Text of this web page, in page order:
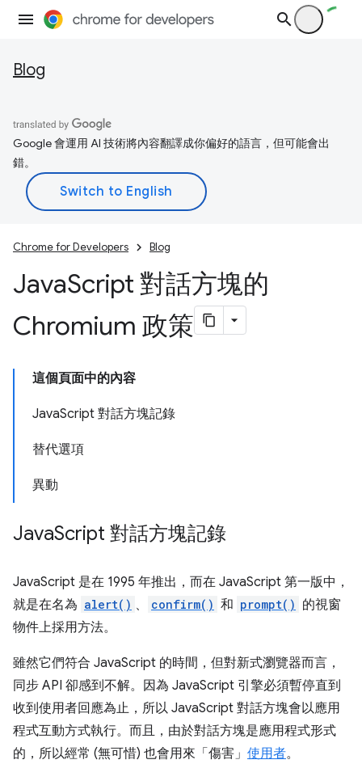
Blog
Google 會運用 AI 技術將內容翻譯成你偏好的語言，但可能會出
錯。
Chrome for Developers Blog
JavaScript 對話方塊的
Chromium 政策
這個頁面中的內容
JavaScript 對話方塊記錄
替代選項
異動
JavaScript 對話方塊記錄
JavaScript 是在 1995 年推出，而在 JavaScript 第一版中，
就是在名為 alert() 、 confirm() 和 prompt() 的視窗
物件上採用方法。
雖然它們符合 JavaScript 的時間，但對新式瀏覽器而言，
同步 API 卻感到不解。因為 JavaScript 引擎必須暫停直到
收到使用者回應為止，所以 JavaScript 對話方塊會以應用
程式互動方式執行。而且，由於對話方塊是應用程式形式
的，所以經常 (無可惜) 也會用來「傷害」 使用者。